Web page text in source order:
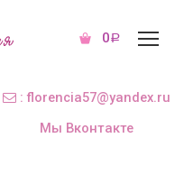
0Р
: florencia57@yandex.ru
Мы Вконтакте